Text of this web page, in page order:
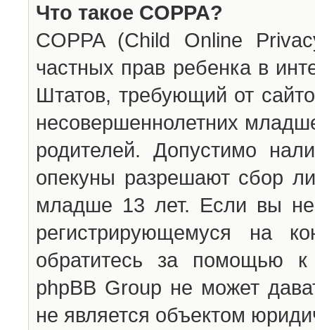
Что такое COPPA?
COPPA (Child Online
частных прав ребенка в
Штатов, требующий от
несовершеннолетних
родителей. Допустимо
опекуны разрешают сбор
младше 13 лет. Если вы
регистрирующемуся на
обратитесь за помощью к
phpBB Group не может
не является объектом